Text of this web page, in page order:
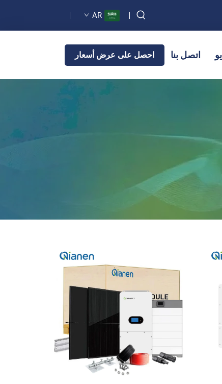
AR
اتصل بنا احصل على عرض أسعار